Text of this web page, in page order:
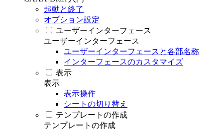
起動と終了
オプション設定
ユーザーインターフェース
ユーザーインターフェース
ユーザーインターフェースと各部名称
インターフェースのカスタマイズ
表示
表示
表示操作
シートの切り替え
テンプレートの作成
テンプレートの作成